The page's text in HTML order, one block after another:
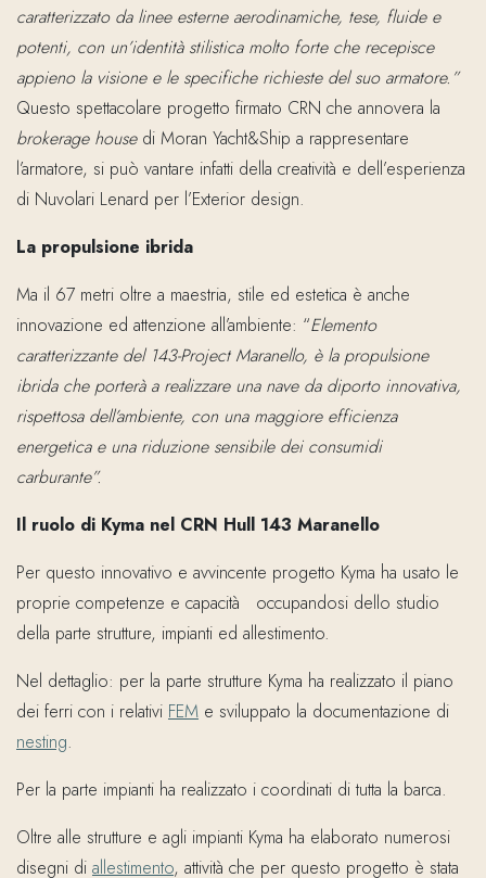
caratterizzato da linee esterne aerodinamiche, tese, fluide e
potenti, con un’identità stilistica molto forte che recepisce
appieno la visione e le specifiche richieste del suo armatore.”
Questo spettacolare progetto firmato CRN che annovera la
brokerage housedi Moran Yacht&Ship a rappresentare
l’armatore, si può vantare infatti della creatività e dell’esperienza
di Nuvolari Lenard per l’Exterior design.
La propulsione ibrida
Ma il 67 metri oltre a maestria, stile ed estetica è anche
innovazione ed attenzione all’ambiente: “Elemento
caratterizzante del 143-Project Maranello, è la propulsione
ibrida che porterà a realizzare una nave da diporto innovativa,
rispettosa dell’ambiente, con una maggiore efficienza
energetica e una riduzione sensibile dei consumidi
carburante”.
Il ruolo di Kyma nel CRN Hull 143 Maranello
Per questo innovativo e avvincente progetto Kyma ha usato le
proprie competenze e capacità occupandosi dello studio
della parte strutture, impianti ed allestimento.
Nel dettaglio: per la parte strutture Kyma ha realizzato il piano
dei ferri con i relativi FEM e sviluppato la documentazione di
nesting.
Per la parte impianti ha realizzato i coordinati di tutta la barca.
Oltre alle strutture e agli impianti Kyma ha elaborato numerosi
disegni di allestimento, attività che per questo progetto è stata